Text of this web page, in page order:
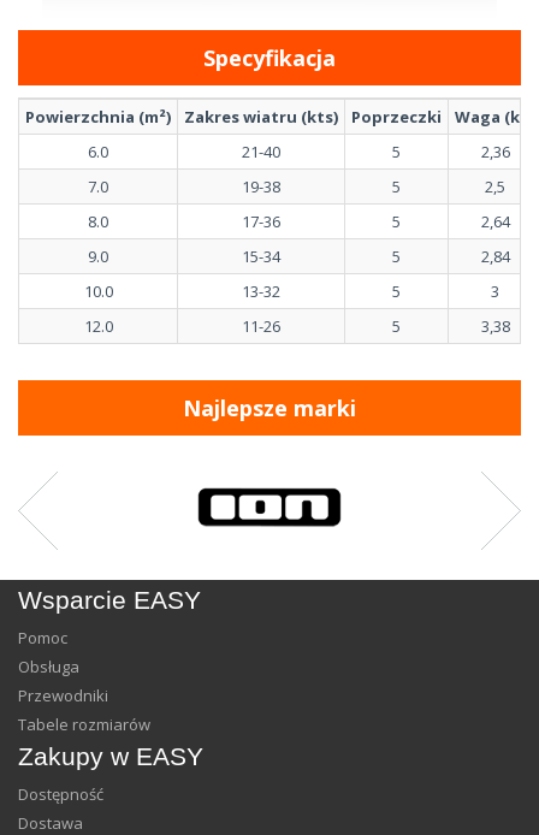
Specyfikacja
Powierzchnia (m²) Zakres wiatru (kts) Poprzeczki
Waga (kg)
6.0
21-40 5
2,36
7.0
19-38 5
2,5
8.0
17-36 5
2,64
9.0
15-34 5
2,84
10.0
13-32 5
3
12.0
11-26 5 3,38
Najlepsze marki
Wsparcie EASY
Pomoc
Obsługa
Przewodniki
Tabele rozmiarów
Zakupy w EASY
Dostępność
Dostawa